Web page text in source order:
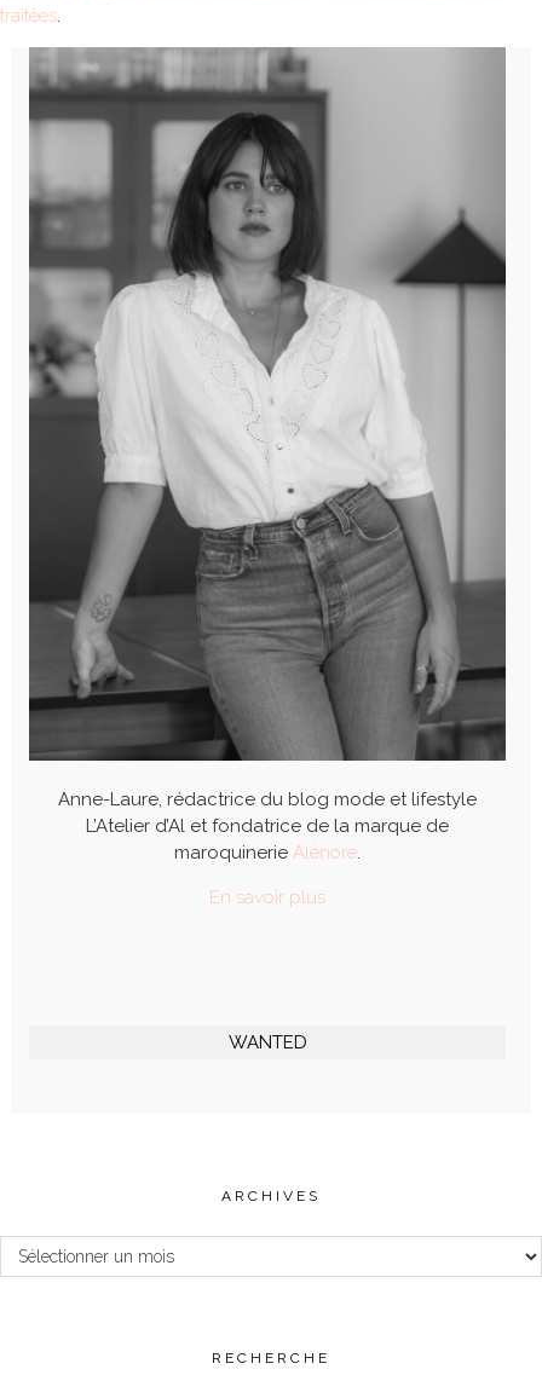
traitées.
Anne-Laure, rédactrice du blog mode et lifestyle
L’Atelier d’Al et fondatrice de la marque de
maroquinerie Alénore.
En savoir plus
WANTED
ARCHIVES
Archives
RECHERCHE